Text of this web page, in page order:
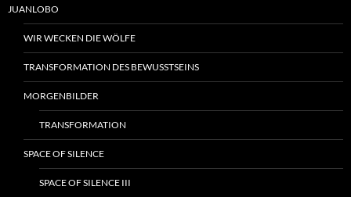
JUANLOBO
WIR WECKEN DIE WÖLFE
TRANSFORMATION DES BEWUSSTSEINS
MORGENBILDER
TRANSFORMATION
SPACE OF SILENCE
SPACE OF SILENCE III